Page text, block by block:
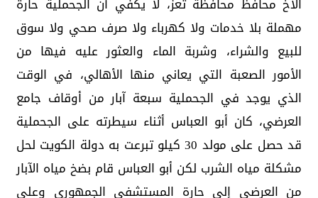
مهملة بلا خدمات ولا كهرباء ولا صرف صحي ولا سوق
للبيع والشراء، وشربة الماء والعثور عليه فيها من
الأمور الصعبة التي يعاني منها الأهالي، في الوقت
الذي يوجد في الجحملية سبعة آبار من أوقاف جامع
العرضي، كان أبو العباس أثناء سيطرته على الجحملية
قد حصل على مولد 30 كيلو تبرعت به دولة الكويت لحل
مشكلة مياه الشرب لكن أبو العباس قام بضخ مياه الآبار
من العرضي إلى حارة المستشفى الجمهوري وعلى